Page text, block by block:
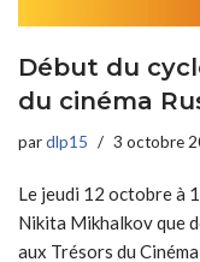
Début du
du cinéma
pardlp15 3 octobre
Le jeudi 12 octobre à
Nikita Mikhalkov que
aux Trésors du